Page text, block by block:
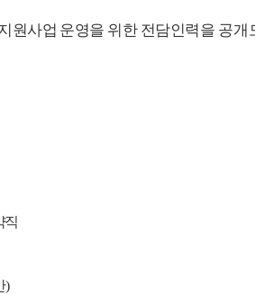
원사업 운영을 위한 전담인력을 공개
직
)